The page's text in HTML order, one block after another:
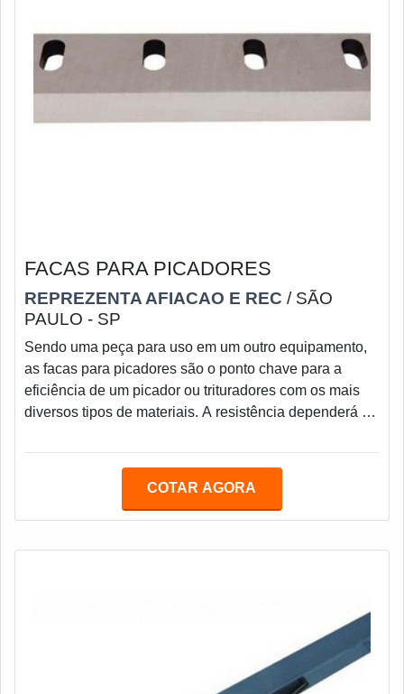
FACAS PARA PICADORES
REPREZENTA AFIACAO E REC / SÃO
PAULO - SP
Sendo uma peça para uso em um outro equipamento,
as facas para picadores são o ponto chave para a
eficiência de um picador ou trituradores com os mais
diversos tipos de materiais. A resistência dependerá da
isso é de suma importância analisar qual tipo de objeto
durabilidade dela e do equipamento.INFORMAÇÕES
COTAR AGORA